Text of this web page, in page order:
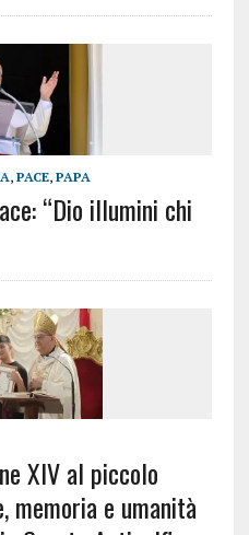
, PACE, PAPA
“Dio illumini chi
XIV al piccolo
memoria e umanità